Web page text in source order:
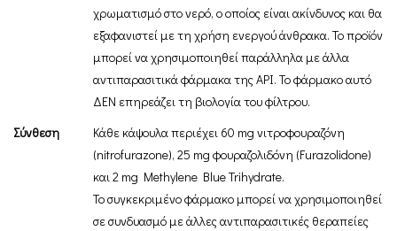
χρωματισμό στο νερό, ο οποίος είναι ακίνδυνος και θα
εξαφανιστεί με τη χρήση ενεργού άνθρακα. Το προϊόν
μπορεί να χρησιμοποιηθεί παράλληλα με άλλα
αντιπαρασιτικά φάρμακα της API. Το φάρμακο αυτό
ΔΕΝ επηρεάζει τη βιολογία του φίλτρου.
Σύνθεση
Κάθε κάψουλα περιέχει 60 mg νιτροφουραζόνη
(nitrofurazone), 25 mg φουραζολιδόνη (Furazolidone)
και 2 mg Methylene Blue Trihydrate.
Το συγκεκριμένο φάρμακο μπορεί να χρησιμοποιηθεί
σε συνδυασμό με άλλες αντιπαρασιτικές θεραπείες